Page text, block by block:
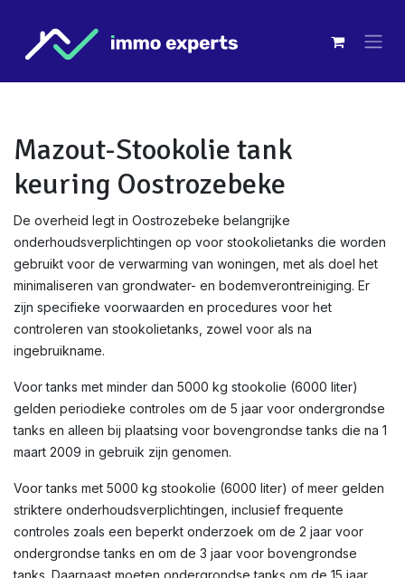
Mazout-Stookolie tank
keuring Oostrozebeke
De overheid legt in Oostrozebeke belangrijke
onderhoudsverplichtingen op voor stookolietanks die worden
gebruikt voor de verwarming van woningen, met als doel het
minimaliseren van grondwater- en bodemverontreiniging. Er
zijn specifieke voorwaarden en procedures voor het
controleren van stookolietanks, zowel voor als na
ingebruikname.
Voor tanks met minder dan 5000 kg stookolie (6000 liter)
gelden periodieke controles om de 5 jaar voor ondergrondse
tanks en alleen bij plaatsing voor bovengrondse tanks die na 1
maart 2009 in gebruik zijn genomen.
Voor tanks met 5000 kg stookolie (6000 liter) of meer gelden
striktere onderhoudsverplichtingen, inclusief frequente
controles zoals een beperkt onderzoek om de 2 jaar voor
ondergrondse tanks en om de 3 jaar voor bovengrondse
tanks. Daarnaast moeten ondergrondse tanks om de 15 jaar